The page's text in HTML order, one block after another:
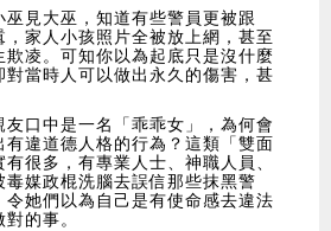
見大巫，知道有些警員更被跟
家人小孩照片全被放上網，甚至
欺凌。可知你以為起底只是沒什麼
對當時人可以做出永久的傷害，甚
口中是一名「乖乖女」，為何會
有違道德人格的行為？這類「雙面
很多，有專業人士、神職人員、
毒媒政棍洗腦去誤信那些抹黑警
令她們以為自己是有使命感去違法
的事。